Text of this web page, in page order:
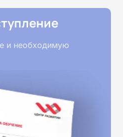
и необходимую